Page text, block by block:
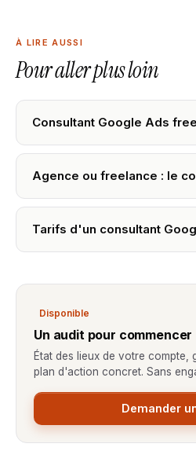
À LIRE AUSSI
Pour aller plus loin
Consultant Google Ads
Agence ou freelance : le
Tarifs d'un consultant
Disponible
Un audit pour commencer
État des lieux de votre compte,
plan d'action concret. Sans
Demander